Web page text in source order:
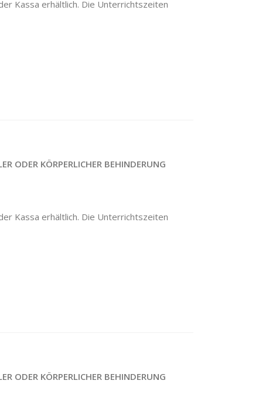
Kassa erhältlich. Die Unterrichtszeiten
ODER KÖRPERLICHER BEHINDERUNG
Kassa erhältlich. Die Unterrichtszeiten
ODER KÖRPERLICHER BEHINDERUNG